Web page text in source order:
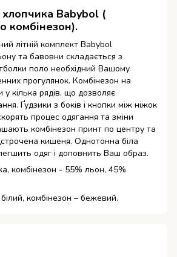
Babybol (
комбінезон).
літній комплект Babybol
та бавовни складається з
поло необхідний Вашому
прогулянок. Комбінезон на
у кілька рядів, що дозволяє
Ґудзики з боків і кнопки між ніжок
процес одягання та зміни
комбінезон принт по центру та
кишеня. Однотонна біла
одяг і доповнить Ваш образ.
комбінезон - 55% льон, 45%
комбінезон – бежевий.